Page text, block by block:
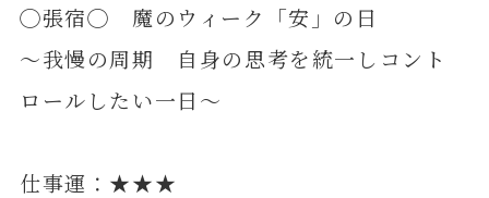
◯張宿◯ 魔のウィーク「安」の日
～我慢の周期 自身の思考を統一しコント
ロールしたい一日～
仕事運：★★★